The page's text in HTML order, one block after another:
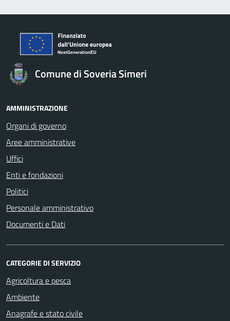
Comune di Soveria Simeri
AMMINISTRAZIONE
Organi di governo
Aree amministrative
Uffici
Enti e fondazioni
Politici
Personale amministrativo
Documenti e Dati
CATEGORIE DI SERVIZIO
Agricoltura e pesca
Ambiente
Anagrafe e stato civile